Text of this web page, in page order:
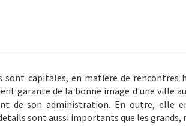
sont capitales, en matiere de rencontres
garante de la bonne image d'une ville
de son administration. En outre, elle
sont aussi importants que les